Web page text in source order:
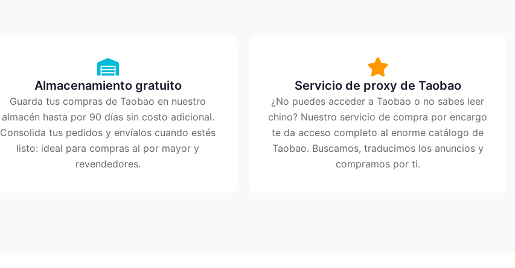
Almacenamiento gratuito
Guarda tus compras de Taobao en nuestro
almacén hasta por 90 días sin costo adicional.
Consolida tus pedidos y envíalos cuando estés
listo: ideal para compras al por mayor y
revendedores.
Servicio de proxy de Taobao
¿No puedes acceder a Taobao o no sabes leer
chino? Nuestro servicio de compra por encargo
te da acceso completo al enorme catálogo de
Taobao. Buscamos, traducimos los anuncios y
compramos por ti.